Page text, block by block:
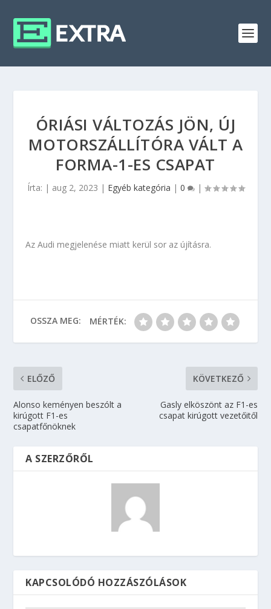
ÓRIÁSI VÁLTOZÁS JÖN, ÚJ
MOTORSZÁLLÍTÓRA VÁLT A
FORMA-1-ES CSAPAT
Írta: | aug 2, 2023 | Egyéb kategória | 0 |
Az Audi megjelenése miatt kerül sor az újításra.
OSSZA MEG: MÉRTÉK:
ELŐZŐ
Alonso keményen beszólt a
kirúgott F1-es
csapatfőnöknek
KÖVETKEZŐ
Gasly elköszönt az F1-es
csapat kirúgott vezetőitől
A SZERZŐRŐL
KAPCSOLÓDÓ HOZZÁSZÓLÁSOK